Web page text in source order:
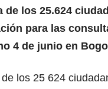
los 25.624
para las
4 de junio en
los 25 624